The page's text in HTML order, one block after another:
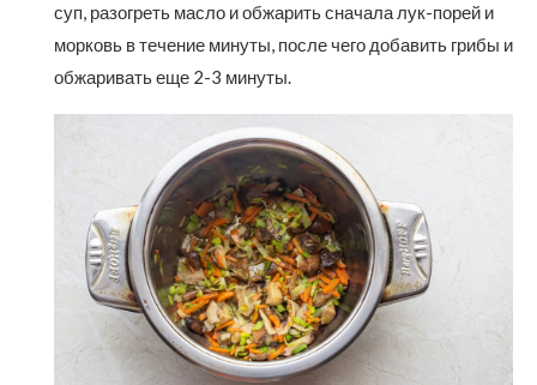
суп, разогреть масло и обжарить сначала лук-порей и
морковь в течение минуты, после чего добавить грибы и
обжаривать еще 2-3 минуты.